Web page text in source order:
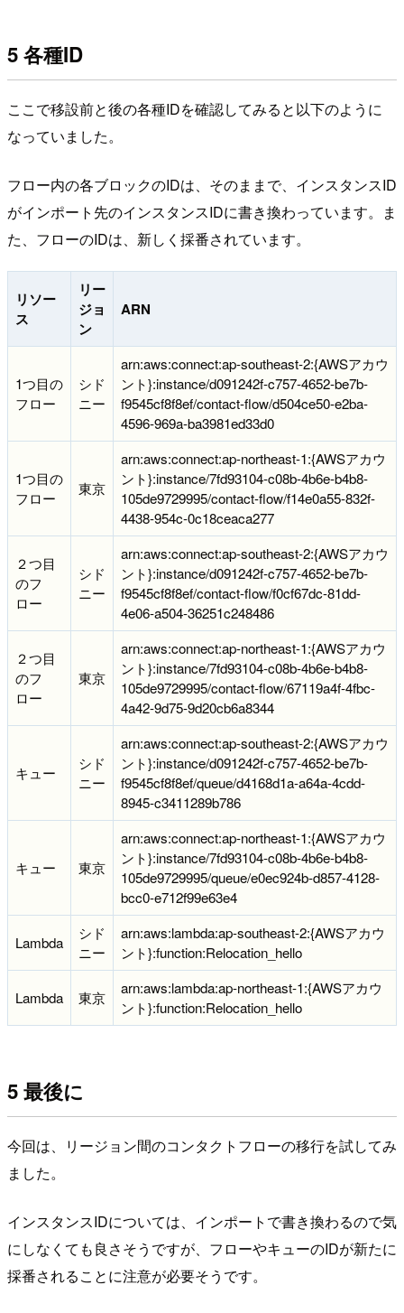
5 各種ID
ここで移設前と後の各種IDを確認してみると以下のように
なっていました。
フロー内の各ブロックのIDは、そのままで、インスタンスID
がインポート先のインスタンスIDに書き換わっています。ま
た、フローのIDは、新しく採番されています。
リソー
ス
リー
ジョ
ン
ARN
1つ目の
フロー
シド
ニー
arn:aws:connect:ap-southeast-2:{AWSアカウ
ント}:instance/d091242f-c757-4652-be7b-
f9545cf8f8ef/contact-flow/d504ce50-e2ba-
4596-969a-ba3981ed33d0
1つ目の
フロー
東京
arn:aws:connect:ap-northeast-1:{AWSアカウ
ント}:instance/7fd93104-c08b-4b6e-b4b8-
105de9729995/contact-flow/f14e0a55-832f-
4438-954c-0c18ceaca277
２つ目
のフ
ロー
シド
ニー
arn:aws:connect:ap-southeast-2:{AWSアカウ
ント}:instance/d091242f-c757-4652-be7b-
f9545cf8f8ef/contact-flow/f0cf67dc-81dd-
4e06-a504-36251c248486
２つ目
のフ
ロー
東京
arn:aws:connect:ap-northeast-1:{AWSアカウ
ント}:instance/7fd93104-c08b-4b6e-b4b8-
105de9729995/contact-flow/67119a4f-4fbc-
4a42-9d75-9d20cb6a8344
キュー
シド
ニー
arn:aws:connect:ap-southeast-2:{AWSアカウ
ント}:instance/d091242f-c757-4652-be7b-
f9545cf8f8ef/queue/d4168d1a-a64a-4cdd-
8945-c3411289b786
キュー 東京
arn:aws:connect:ap-northeast-1:{AWSアカウ
ント}:instance/7fd93104-c08b-4b6e-b4b8-
105de9729995/queue/e0ec924b-d857-4128-
bcc0-e712f99e63e4
Lambda
シド
ニー
arn:aws:lambda:ap-southeast-2:{AWSアカウ
ント}:function:Relocation_hello
Lambda 東京
arn:aws:lambda:ap-northeast-1:{AWSアカウ
ント}:function:Relocation_hello
5 最後に
今回は、リージョン間のコンタクトフローの移行を試してみ
ました。
インスタンスIDについては、インポートで書き換わるので気
にしなくても良さそうですが、フローやキューのIDが新たに
採番されることに注意が必要そうです。